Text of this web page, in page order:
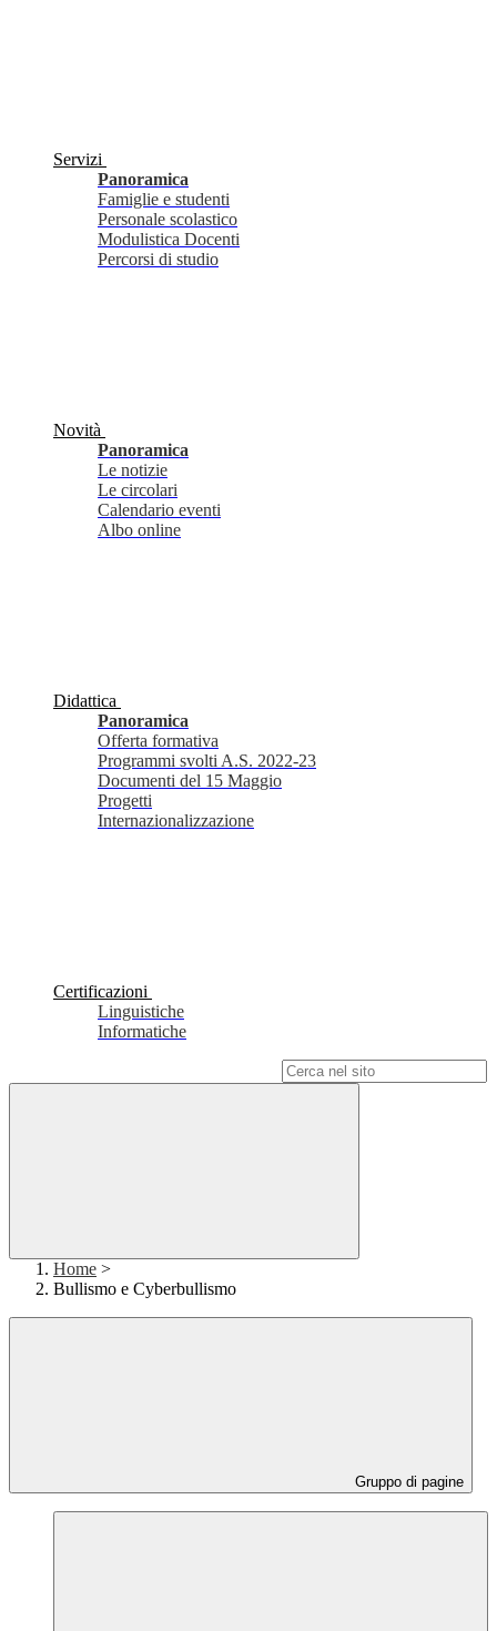
Servizi
Panoramica
Famiglie e studenti
Personale scolastico
Modulistica Docenti
Percorsi di studio
Novità
Panoramica
Le notizie
Le circolari
Calendario eventi
Albo online
Didattica
Panoramica
Offerta formativa
Programmi svolti A.S. 2022-23
Documenti del 15 Maggio
Progetti
Internazionalizzazione
Certificazioni
Linguistiche
Informatiche
Home >
Bullismo e Cyberbullismo
Gruppo di pagine